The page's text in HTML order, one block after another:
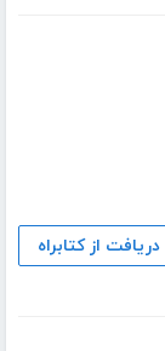
دریافت از کتابراه